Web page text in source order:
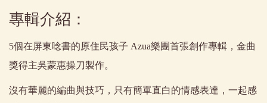
專輯介紹：
5個在屏東唸書的原住民孩子 Azua樂團首張創作專輯，金曲
獎得主吳蒙惠操刀製作。
沒有華麗的編曲與技巧，只有簡單直白的情感表達，一起感